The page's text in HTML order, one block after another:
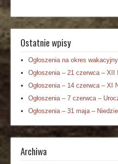
Ostatnie wpisy
Ogłoszenia na okres wakacyjny
Ogłoszenia – 21 czerwca – XII
Ogłoszenia – 14 czerwca – XI
Ogłoszenia – 7 czerwca –
Ogłoszenia – 31 maja –
Archiwa